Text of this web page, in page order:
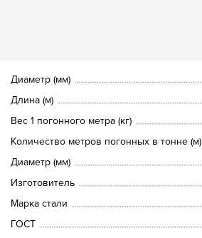
Диаметр (мм)
Длина (м)
Вес 1 погонного метра (кг)
Количество метров погонных в тонне (м)
Диаметр (мм)
Изготовитель
Марка стали
ГОСТ